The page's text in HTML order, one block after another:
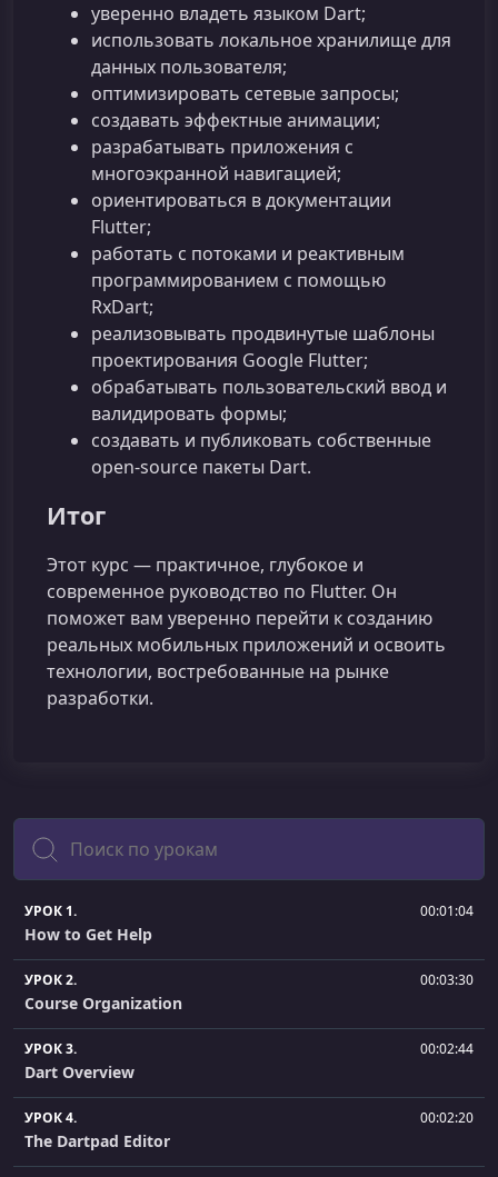
уверенно владеть языком Dart;
использовать локальное хранилище для
данных пользователя;
оптимизировать сетевые запросы;
создавать эффектные анимации;
разрабатывать приложения с
многоэкранной навигацией;
ориентироваться в документации
Flutter;
работать с потоками и реактивным
программированием с помощью
RxDart;
реализовывать продвинутые шаблоны
проектирования Google Flutter;
обрабатывать пользовательский ввод и
валидировать формы;
создавать и публиковать собственные
open‑source пакеты Dart.
Итог
Этот курс — практичное, глубокое и
современное руководство по Flutter. Он
поможет вам уверенно перейти к созданию
реальных мобильных приложений и освоить
технологии, востребованные на рынке
разработки.
Поиск
УРОК 1. 00:01:04
How to Get Help
УРОК 2. 00:03:30
Course Organization
УРОК 3. 00:02:44
Dart Overview
УРОК 4. 00:02:20
The Dartpad Editor